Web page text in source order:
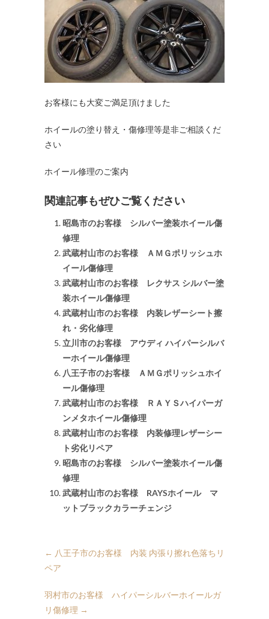
お客様にも大変ご満足頂けました
ホイールの塗り替え・傷修理等是非ご相談くだ
さい
ホイール修理のご案内
関連記事もぜひご覧ください
昭島市のお客様 シルバー塗装ホイール傷
修理
武蔵村山市のお客様 ＡＭＧポリッシュホ
イール傷修理
武蔵村山市のお客様 レクサス シルバー塗
装ホイール傷修理
武蔵村山市のお客様 内装レザーシート擦
れ・劣化修理
立川市のお客様 アウディ ハイパーシルバ
ーホイール傷修理
八王子市のお客様 ＡＭＧポリッシュホイ
ール傷修理
武蔵村山市のお客様 ＲＡＹＳハイパーガ
ンメタホイール傷修理
武蔵村山市のお客様 内装修理レザーシー
ト劣化リペア
昭島市のお客様 シルバー塗装ホイール傷
修理
武蔵村山市のお客様 RAYSホイール マ
ットブラックカラーチェンジ
← 八王子市のお客様 内装 内張り擦れ色落ちリ
ペア
羽村市のお客様 ハイパーシルバーホイールガ
リ傷修理 →